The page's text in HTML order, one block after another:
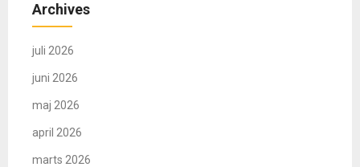
Archives
juli 2026
juni 2026
maj 2026
april 2026
marts 2026